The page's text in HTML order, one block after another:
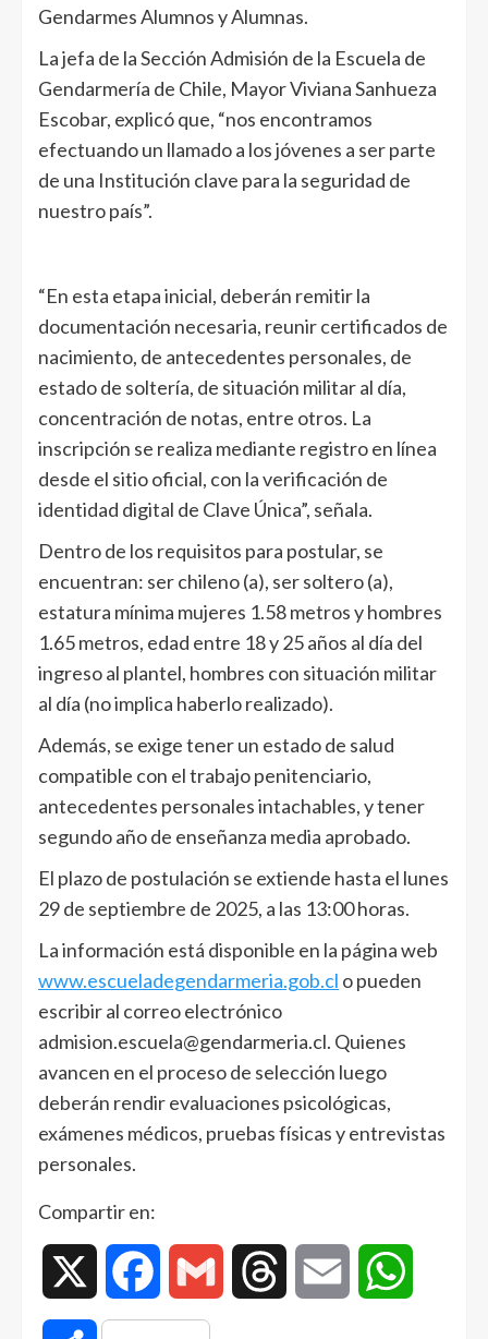
Gendarmes Alumnos y Alumnas.
La jefa de la Sección Admisión de la Escuela de
Gendarmería de Chile, Mayor Viviana Sanhueza
Escobar, explicó que, “nos encontramos
efectuando un llamado a los jóvenes a ser parte
de una Institución clave para la seguridad de
nuestro país”.
“En esta etapa inicial, deberán remitir la
documentación necesaria, reunir certificados de
nacimiento, de antecedentes personales, de
estado de soltería, de situación militar al día,
concentración de notas, entre otros. La
inscripción se realiza mediante registro en línea
desde el sitio oficial, con la verificación de
identidad digital de Clave Única”, señala.
Dentro de los requisitos para postular, se
encuentran: ser chileno (a), ser soltero (a),
estatura mínima mujeres 1.58 metros y hombres
1.65 metros, edad entre 18 y 25 años al día del
ingreso al plantel, hombres con situación militar
al día (no implica haberlo realizado).
Además, se exige tener un estado de salud
compatible con el trabajo penitenciario,
antecedentes personales intachables, y tener
segundo año de enseñanza media aprobado.
El plazo de postulación se extiende hasta el lunes
29 de septiembre de 2025, a las 13:00 horas.
La información está disponible en la página web
www.escueladegendarmeria.gob.cl o pueden
escribir al correo electrónico
admision.escuela@gendarmeria.cl. Quienes
avancen en el proceso de selección luego
deberán rendir evaluaciones psicológicas,
exámenes médicos, pruebas físicas y entrevistas
personales.
Compartir en:
Facebook Gmail Threads Email